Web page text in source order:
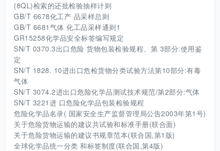
(8QL)检索的还批检验抽样计则
GB/T 6678化工产 品采样总则
GB/T 6681气体 化工品采样通则1
GR15258化学品安全标签编写规定
SN/T 0370.3出口危险 货物包装检验规程、第 3部分:使用鉴
定
SN/T 1828. 10进出口危检货物分类试验方法第10部分:有毒
气体
SN/T 3074.2进出口危险化学品测试技术规范/第2部分:气体
SN/T 3221进 口危险化学品包装检验规程
危险化学品名录( 国家安全生产监督管理局公告2003年第1号)
关于危险货物运输的建议共试验和标准手册(联合面)
关于危险货物运输的建议书规章范本(联合国,第1版)
全球化学品统一分类 和标签制度(联合国,第4版)